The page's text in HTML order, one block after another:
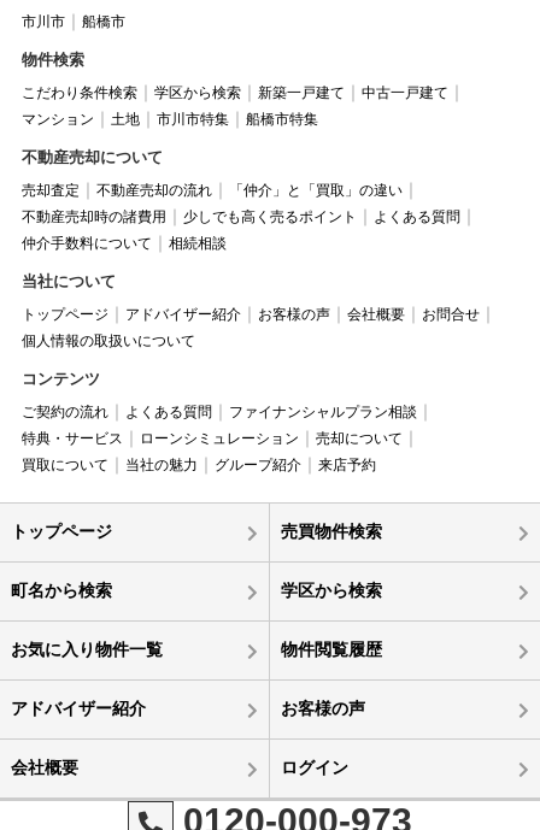
市川市 船橋市
物件検索
こだわり条件検索 学区から検索 新築一戸建て
中古一戸建て
マンション
土地 市川市特集 船橋市特集
不動産売却について
売却査定 不動産売却の流れ
「仲介」と「買取」の違い
不動産売却時の諸費用
少しでも高く売るポイント
よくある質問
仲介手数料について
相続相談
当社について
トップページ アドバイザー紹介 お客様の声 会社概要
お問合せ
個人情報の取扱いについて
コンテンツ
ご契約の流れ よくある質問
ファイナンシャルプラン相談
特典・サービス
ローンシミュレーション
売却について
買取について
当社の魅力 グループ紹介 来店予約
トップページ 売買物件検索
町名から検索 学区から検索
お気に入り物件一覧 物件閲覧履歴
アドバイザー紹介 お客様の声
会社概要 ログイン
0120-000-973